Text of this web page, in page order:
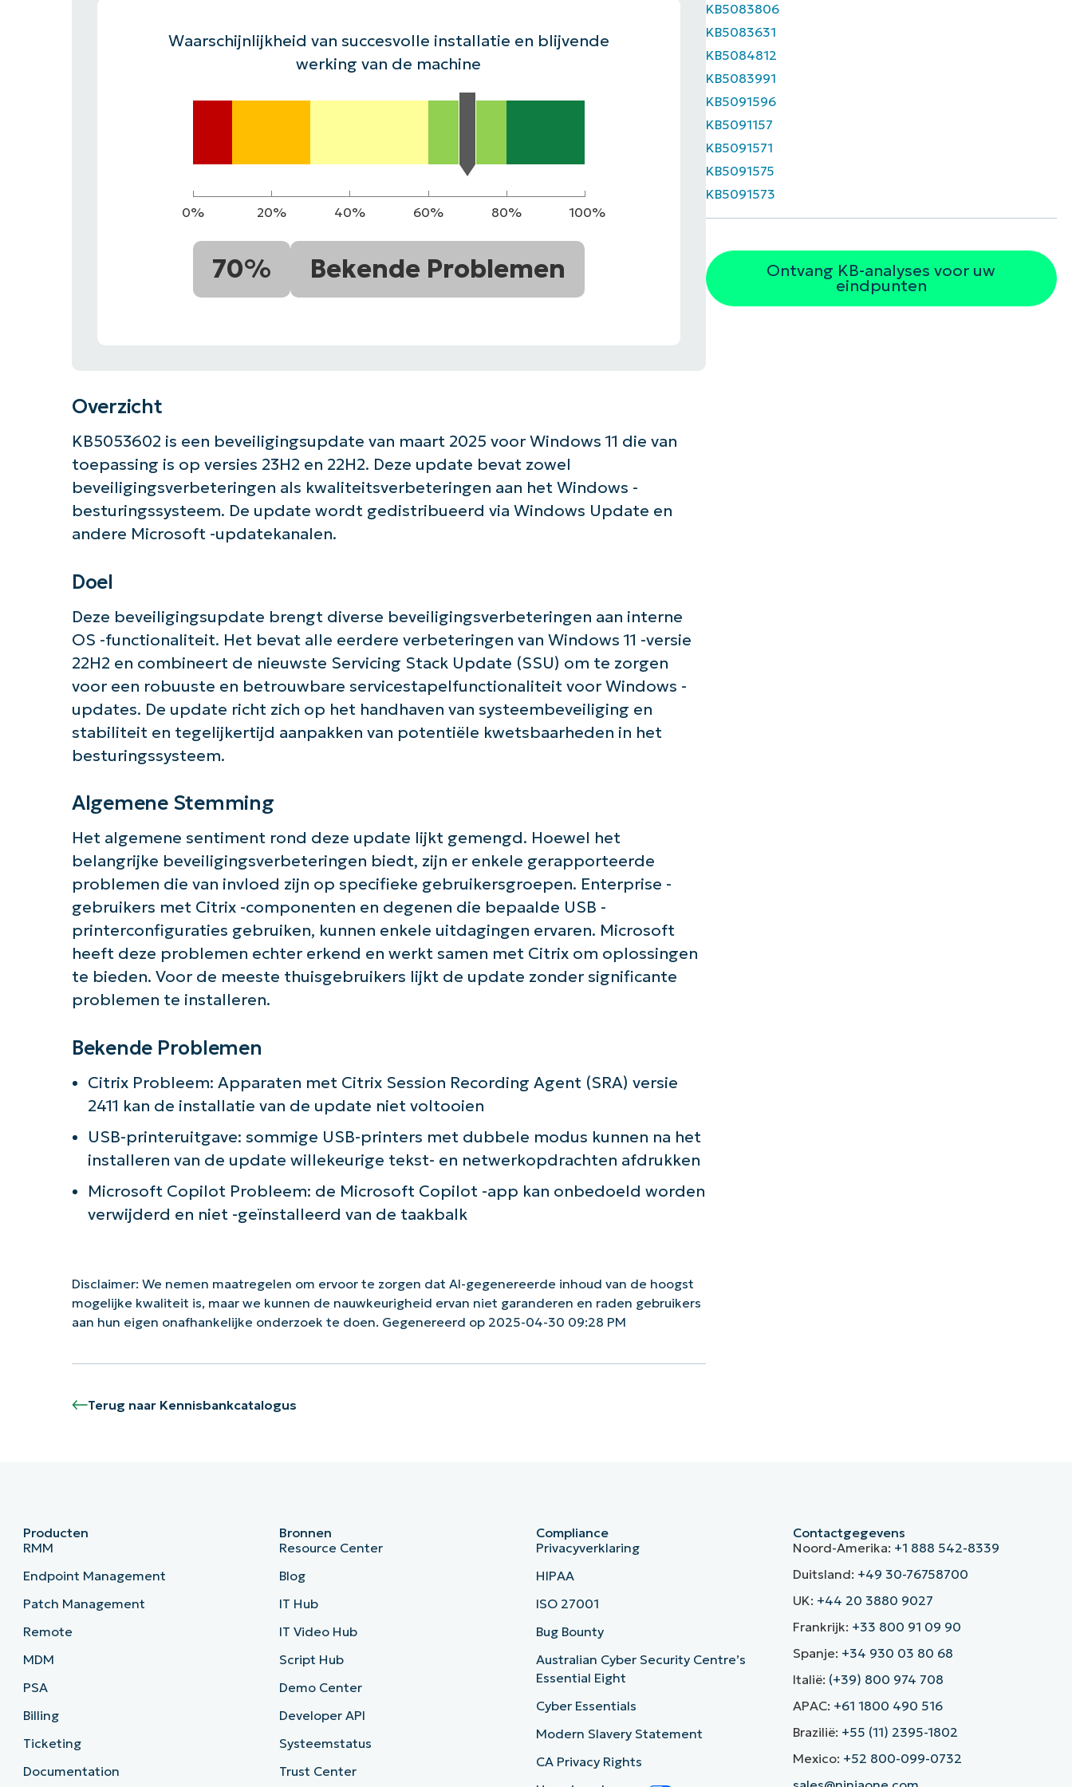
CONTACTEER SALES DEMO BEKIJKEN PRODUCT ROADMAP PLATFORM
CONTACTEER SALES
Waarschijnlijkheid van succesvolle installatie en blijvende
werking van de machine
0% 20% 40% 60% 80% 100%
70% Bekende Problemen
Overzicht
KB5053602 is een beveiligingsupdate van maart 2025 voor Windows 11 die van
toepassing is op versies 23H2 en 22H2. Deze update bevat zowel
beveiligingsverbeteringen als kwaliteitsverbeteringen aan het Windows -
besturingssysteem. De update wordt gedistribueerd via Windows Update en
andere Microsoft -updatekanalen.
Doel
Deze beveiligingsupdate brengt diverse beveiligingsverbeteringen aan interne
OS -functionaliteit. Het bevat alle eerdere verbeteringen van Windows 11 -versie
22H2 en combineert de nieuwste Servicing Stack Update (SSU) om te zorgen
voor een robuuste en betrouwbare servicestapelfunctionaliteit voor Windows -
updates. De update richt zich op het handhaven van systeembeveiliging en
stabiliteit en tegelijkertijd aanpakken van potentiële kwetsbaarheden in het
besturingssysteem.
Algemene Stemming
Het algemene sentiment rond deze update lijkt gemengd. Hoewel het
belangrijke beveiligingsverbeteringen biedt, zijn er enkele gerapporteerde
problemen die van invloed zijn op specifieke gebruikersgroepen. Enterprise -
gebruikers met Citrix -componenten en degenen die bepaalde USB -
printerconfiguraties gebruiken, kunnen enkele uitdagingen ervaren. Microsoft
heeft deze problemen echter erkend en werkt samen met Citrix om oplossingen
te bieden. Voor de meeste thuisgebruikers lijkt de update zonder significante
problemen te installeren.
Bekende Problemen
Citrix Probleem: Apparaten met Citrix Session Recording Agent (SRA) versie
2411 kan de installatie van de update niet voltooien
USB-printeruitgave: sommige USB-printers met dubbele modus kunnen na het
installeren van de update willekeurige tekst- en netwerkopdrachten afdrukken
Microsoft Copilot Probleem: de Microsoft Copilot -app kan onbedoeld worden
verwijderd en niet -geïnstalleerd van de taakbalk
Disclaimer: We nemen maatregelen om ervoor te zorgen dat AI-gegenereerde inhoud van de hoogst
mogelijke kwaliteit is, maar we kunnen de nauwkeurigheid ervan niet garanderen en raden gebruikers
aan hun eigen onafhankelijke onderzoek te doen. Gegenereerd op 2025-04-30 09:28 PM
Terug naar Kennisbankcatalogus
KB5083806
KB5083631
KB5084812
KB5083991
KB5091596
KB5091157
KB5091571
KB5091575
KB5091573
Ontvang KB-analyses voor uw
eindpunten
Aan de slag met NinjaOne AI-gestuurde KB-analyses!
Phone
number*
Land
Company
name*
Producten
RMM
Endpoint Management
Patch Management
Remote
MDM
PSA
Billing
Ticketing
Documentation
Bronnen
Resource Center
Blog
IT Hub
IT Video Hub
Script Hub
Demo Center
Developer API
Systeemstatus
Trust Center
Compliance
Privacyverklaring
HIPAA
ISO 27001
Bug Bounty
Australian Cyber Security Centre’s
Essential Eight
Cyber Essentials
Modern Slavery Statement
CA Privacy Rights
Contactgegevens
Noord-Amerika: +1 888 542-8339
Duitsland: +49 30-76758700
UK: +44 20 3880 9027
Frankrijk: +33 800 91 09 90
Spanje: +34 930 03 80 68
Italië: (+39) 800 974 708
APAC: +61 1800 490 516
Brazilië: +55 (11) 2395-1802
Mexico: +52 800-099-0732